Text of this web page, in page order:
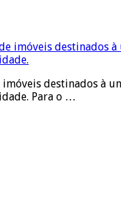
destinados à
Para o …